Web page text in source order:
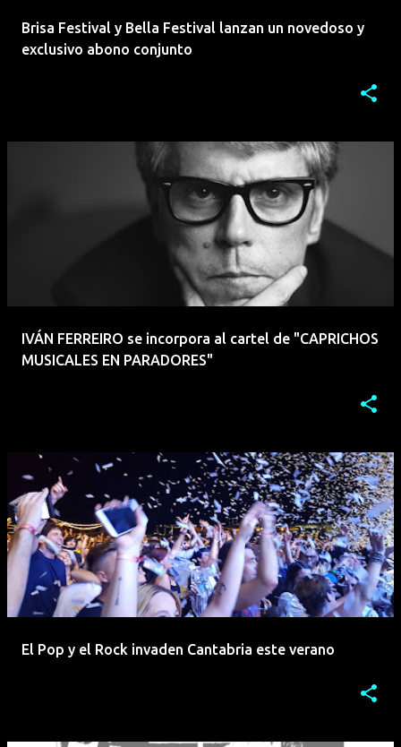
Brisa Festival y Bella Festival lanzan un novedoso y
exclusivo abono conjunto
IVÁN FERREIRO se incorpora al cartel de "CAPRICHOS
MUSICALES EN PARADORES"
El Pop y el Rock invaden Cantabria este verano